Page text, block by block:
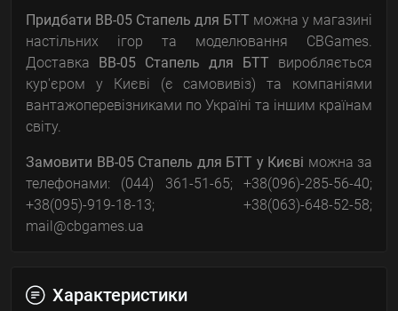
Придбати BB-05 Стапель для БТТ можна у магазині
настільних ігор та моделювання CBGames.
Доставка
BB-05 Стапель для БТТ
виробляється
кур'єром у Києві (є самовивіз) та компаніями
вантажоперевізниками по Україні та іншим країнам
світу.
Замовити BB-05 Стапель для БТТ у Києві можна за
телефонами: (044) 361-51-65; +38(096)-285-56-40;
+38(095)-919-18-13; +38(063)-648-52-58;
mail@cbgames.ua
Характеристики